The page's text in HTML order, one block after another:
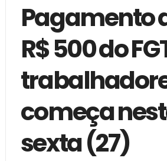
Pagamento
R$ 500 do
começa
sexta (27)